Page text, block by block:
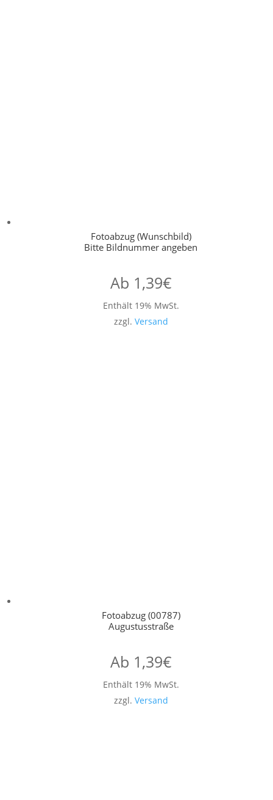
Fotoabzug (Wunschbild)
Bitte Bildnummer angeben
Ab 1,39€
Enthält 19% MwSt.
zzgl. Versand
Fotoabzug (00787)
Augustusstraße
Ab 1,39€
Enthält 19% MwSt.
zzgl. Versand